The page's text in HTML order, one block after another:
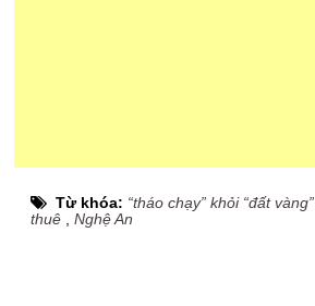
Từ khóa: “tháo chạy” khỏi “đất vàng”
thuê ,Nghệ An